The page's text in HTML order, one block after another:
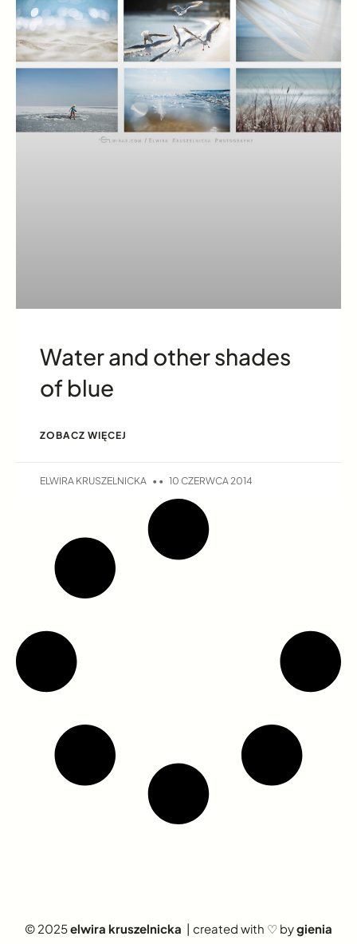
Water and other shades
of blue
ZOBACZ WIĘCEJ
ELWIRA KRUSZELNICKA 10 CZERWCA 2014
© 2025elwira kruszelnicka | created with ♡ bygienia